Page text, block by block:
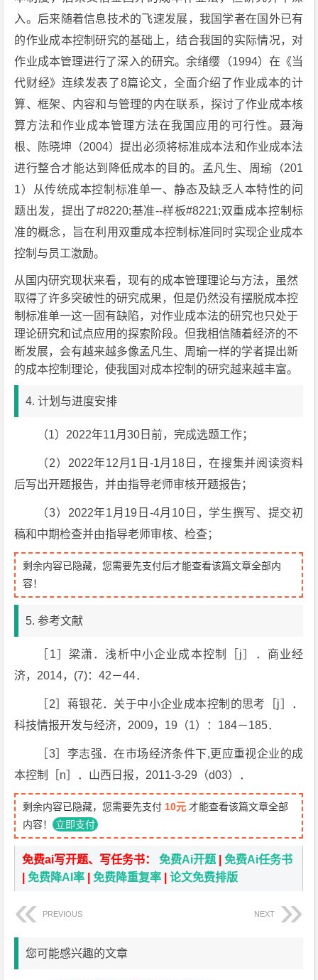
入。后来随着信息技术的飞速发展，我国学者在国外已有
的作业成本控制研究的基础上，结合我国的实际情况，对
作业成本管理进行了深入的研究。余绪缨（1994）在《当
代财经》连续发表了8篇论文，全面介绍了作业成本的计
算、框架、内容和与管理的内在联系，探讨了作业成本核
算方法和作业成本管理方法在我国应用的可行性。聂海
根、陈晓坤（2004）提出必须将标准成本法和作业成本法
进行整合才能达到降低成本的目的。孟凡生、周瑜（201
1）从传统成本控制标准单一、静态及缺乏人本特性的问
题出发，提出了#8220;基准--样板#8221;双重成本控制标
准的概念，旨在利用双重成本控制标准同时实现企业成本
控制与员工激励。
从国内研究现状来看，现有的成本管理理论与方法，虽然
取得了许多突破性的研究成果，但是仍然没有摆脱成本控
制标准单一这一固有缺陷，对作业成本法的研究也只处于
理论研究和试点应用的探索阶段。但我相信随着经济的不
断发展，会有越来越多像孟凡生、周瑜一样的学者提出新
的成本控制理论，使我国对成本控制的研究越来越丰富。
4. 计划与进度安排
（1）2022年11月30日前，完成选题工作；
（2）2022年12月1日-1月18日，在搜集并阅读资料
后写出开题报告，并由指导老师审核开题报告；
（3）2022年1月19日-4月10日，学生撰写、提交初
稿和中期检查并由指导老师审核、检查；
剩余内容已隐藏，您需要先支付后才能查看该篇文章全部内
容！
5. 参考文献
［1］梁潇．浅析中小企业成本控制［j］．商业经
济，2014，(7)：42－44．
［2］蒋银花．关于中小企业成本控制的思考［j］．
科技情报开发与经济，2009，19（1）：184－185．
［3］李志强．在市场经济条件下,更应重视企业的成
本控制［n］．山西日报，2011-3-29（d03）．
剩余内容已隐藏，您需要先支付 10元 才能查看该篇文章全部
内容！ 立即支付
免费ai写开题、写任务书：免费Ai开题 |免费Ai任务书
|免费降AI率 |免费降重复率 |论文免费排版
PREVIOUS NEXT
您可能感兴趣的文章